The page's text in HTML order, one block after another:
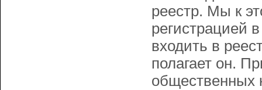
реестр. Мы к
регистрацией
входить в
полагает он.
общественных